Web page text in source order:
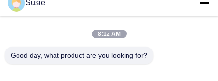
Contato rápido
Zhongyi 1st Road, distrito de Yuhua, Changsha, Hunan,
Susie
8:12 AM
Good day, what product are you looking for?